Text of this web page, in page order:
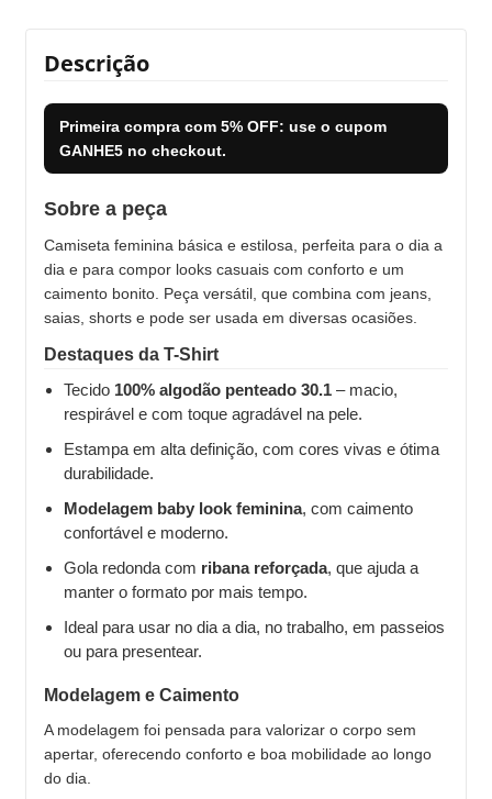
Descrição
Primeira compra com 5% OFF: use o cupom
GANHE5 no checkout.
Sobre a peça
Camiseta feminina básica e estilosa, perfeita para o dia a
dia e para compor looks casuais com conforto e um
caimento bonito. Peça versátil, que combina com jeans,
saias, shorts e pode ser usada em diversas ocasiões.
Destaques da T-Shirt
Tecido 100% algodão penteado 30.1 – macio,
respirável e com toque agradável na pele.
Estampa em alta definição, com cores vivas e ótima
durabilidade.
Modelagem baby look feminina, com caimento
confortável e moderno.
Gola redonda com ribana reforçada, que ajuda a
manter o formato por mais tempo.
Ideal para usar no dia a dia, no trabalho, em passeios
ou para presentear.
Modelagem e Caimento
A modelagem foi pensada para valorizar o corpo sem
apertar, oferecendo conforto e boa mobilidade ao longo
do dia.